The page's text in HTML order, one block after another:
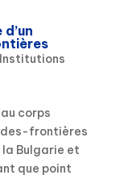
Institutions
corps
frontières
Bulgarie et
que point